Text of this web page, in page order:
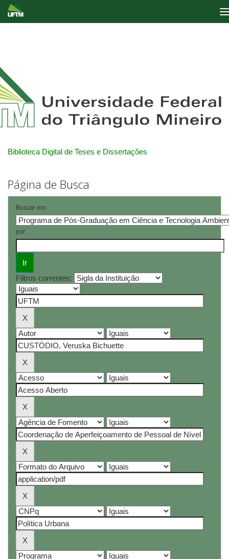
Biblioteca Digital de Teses e Dissertações
Página de Busca
Buscar em:
por
Filtros correntes: